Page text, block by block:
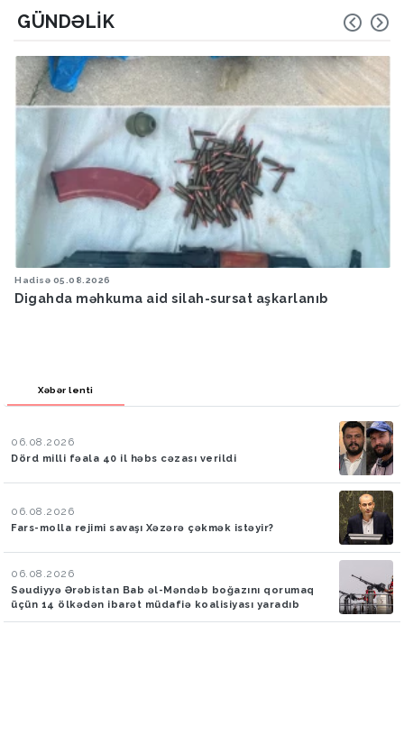
GÜNDƏLIK
Hadisə 05.08.2026
Digahda məhkuma aid silah-sursat aşkarlanıb
Xəbər lenti
06.08.2026
Dörd milli fəala 40 il həbs cəzası verildi
06.08.2026
Fars-molla rejimi savaşı Xəzərə çəkmək istəyir?
06.08.2026
Səudiyyə Ərəbistan Bab əl-Məndəb boğazını qorumaq
üçün 14 ölkədən ibarət müdafiə koalisiyası yaradıb